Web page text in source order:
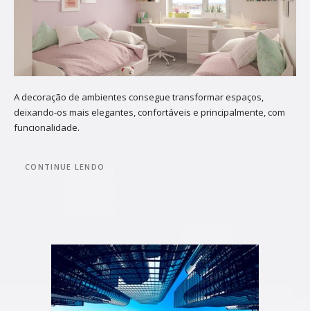
A decoração de ambientes consegue transformar espaços,
deixando-os mais elegantes, confortáveis e principalmente, com
funcionalidade.
CONTINUE LENDO